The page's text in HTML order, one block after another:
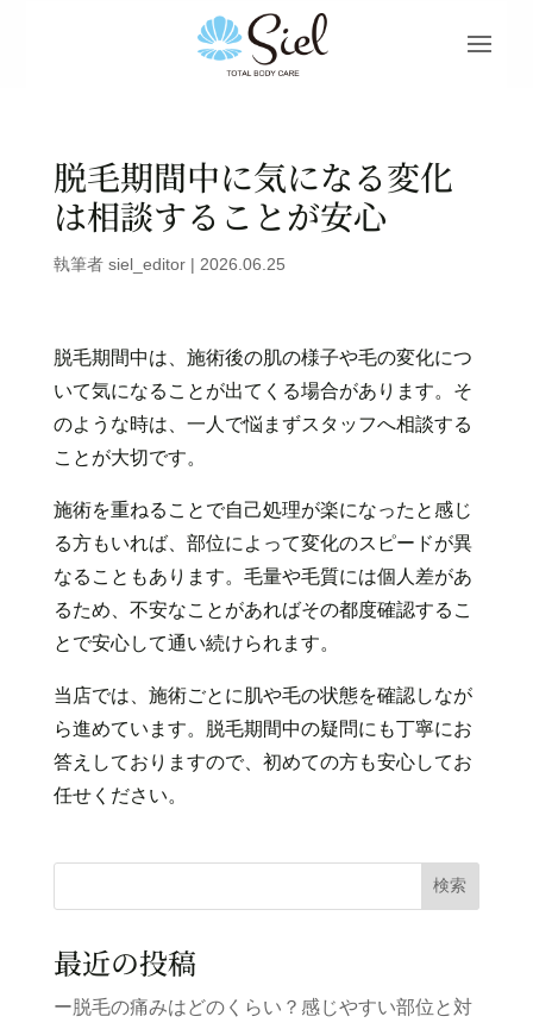
脱毛期間中に気になる変化
は相談することが安心
執筆者 siel_editor| 2026.06.25
脱毛期間中は、施術後の肌の様子や毛の変化につ
いて気になることが出てくる場合があります。そ
のような時は、一人で悩まずスタッフへ相談する
ことが大切です。
施術を重ねることで自己処理が楽になったと感じ
る方もいれば、部位によって変化のスピードが異
なることもあります。毛量や毛質には個人差があ
るため、不安なことがあればその都度確認するこ
とで安心して通い続けられます。
当店では、施術ごとに肌や毛の状態を確認しなが
ら進めています。脱毛期間中の疑問にも丁寧にお
答えしておりますので、初めての方も安心してお
任せください。
検索
最近の投稿
ー脱毛の痛みはどのくらい？感じやすい部位と対